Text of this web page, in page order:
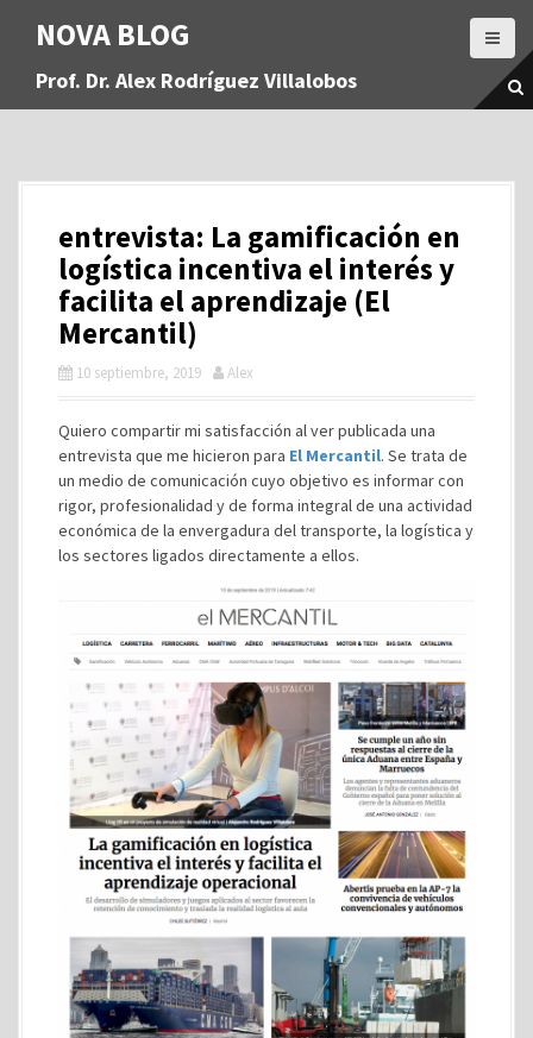
a
NOVA BLOG
Prof. Dr. Alex Rodríguez Villalobos
entrevista: La gamificación en
logística incentiva el interés y
facilita el aprendizaje (El
Mercantil)
10 septiembre, 2019 Alex
Quiero compartir mi satisfacción al ver publicada una
entrevista que me hicieron para El Mercantil. Se trata de
un medio de comunicación cuyo objetivo es informar con
rigor, profesionalidad y de forma integral de una actividad
económica de la envergadura del transporte, la logística y
los sectores ligados directamente a ellos.